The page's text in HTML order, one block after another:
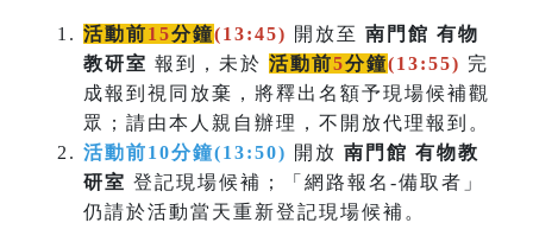
活動前15分鐘(13:45) 開放至 南門館 有物
教研室 報到，未於 活動前5分鐘(13:55) 完
成報到視同放棄，將釋出名額予現場候補觀
眾；請由本人親自辦理，不開放代理報到。
活動前10分鐘(13:50) 開放 南門館 有物教
研室 登記現場候補；「網路報名-備取者」
仍請於活動當天重新登記現場候補。